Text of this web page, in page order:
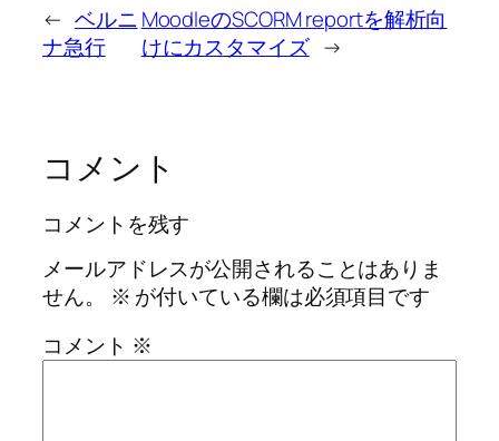
← ベルニ
ナ急行
MoodleのSCORM reportを解析向
けにカスタマイズ →
コメント
コメントを残す
メールアドレスが公開されることはありま
せん。
※ が付いている欄は必須項目です
コメント ※